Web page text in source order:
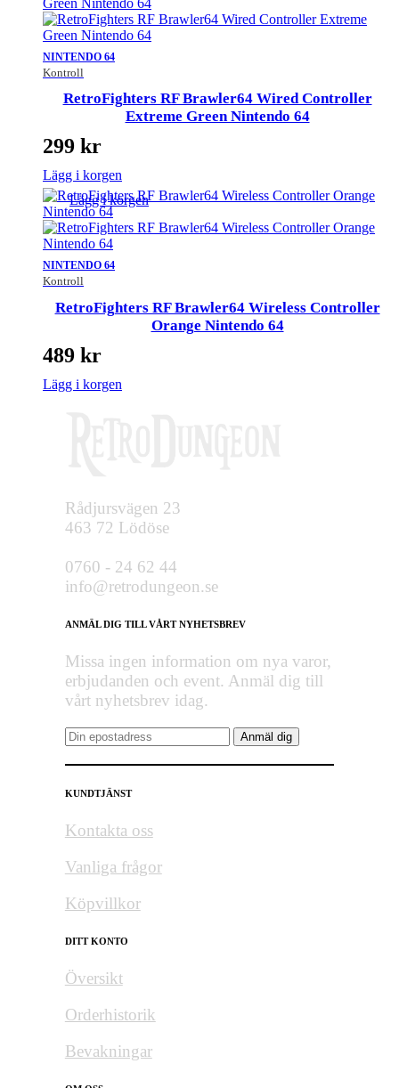
NINTENDO 64
Kontroll
RetroFighters RF Brawler64 Wired Controller
Extreme Green Nintendo 64
299 kr
Lägg i korgen
NINTENDO 64
Kontroll
Lägg i korgen
RetroFighters RF Brawler64 Wireless Controller
Orange Nintendo 64
489 kr
Lägg i korgen
Rådjursvägen 23
463 72 Lödöse
0760 - 24 62 44
info@retrodungeon.se
ANMÄL DIG TILL VÅRT NYHETSBREV
Missa ingen information om nya varor,
erbjudanden och event. Anmäl dig till
vårt nyhetsbrev idag.
KUNDTJÄNST
Kontakta oss
Vanliga frågor
Köpvillkor
DITT KONTO
Översikt
Orderhistorik
Bevakningar